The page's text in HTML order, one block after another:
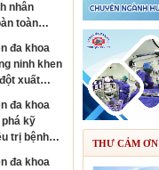
nhân
toàn
sống, sốc
đa khoa
ninh khen
xuất
đột quỵ
hiệu kim
hội đột
đa khoa
kỹ
trị bệnh
đa khoa
THƯ CẢM ƠN